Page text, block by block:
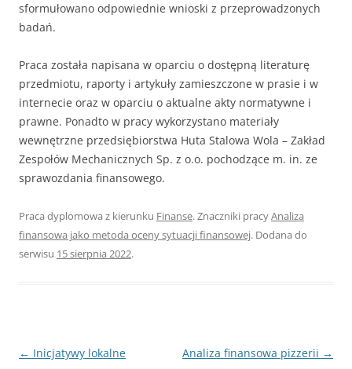
sformułowano odpowiednie wnioski z przeprowadzonych
badań.
Praca została napisana w oparciu o dostępną literaturę
przedmiotu, raporty i artykuły zamieszczone w prasie i w
internecie oraz w oparciu o aktualne akty normatywne i
prawne. Ponadto w pracy wykorzystano materiały
wewnętrzne przedsiębiorstwa Huta Stalowa Wola – Zakład
Zespołów Mechanicznych Sp. z o.o. pochodzące m. in. ze
sprawozdania finansowego.
Praca dyplomowa z kierunku Finanse. Znaczniki pracyAnaliza
finansowa jako metoda oceny sytuacji finansowej. Dodana do
serwisu 15 sierpnia 2022.
Nawigacja
← Inicjatywy lokalne Analiza finansowa pizzerii →